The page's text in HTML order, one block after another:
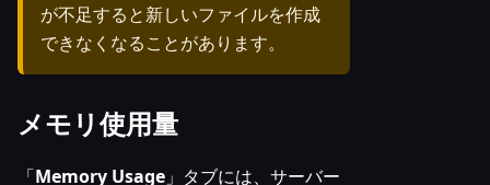
が不足すると新しいファイルを作成
できなくなることがあります。
メモリ使用量
「Memory Usage 」タブには、サーバー